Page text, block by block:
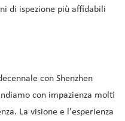
di ispezione più affidabili
con Shenzhen
con impazienza molti
La visione e l'esperienza